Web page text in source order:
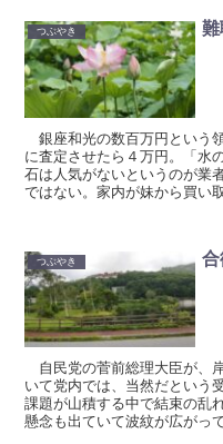
つぶやき 難
銀座和光の数百万円という
に査定させたら４万円。「水
石は人気がないというのが
ではない。家内が妹から買い
つぶやき 合
自民党の菅前総理大臣が、
いて党内では、当然だという
課題が山積する中で結束の乱
懸念も出ていて波紋が広が